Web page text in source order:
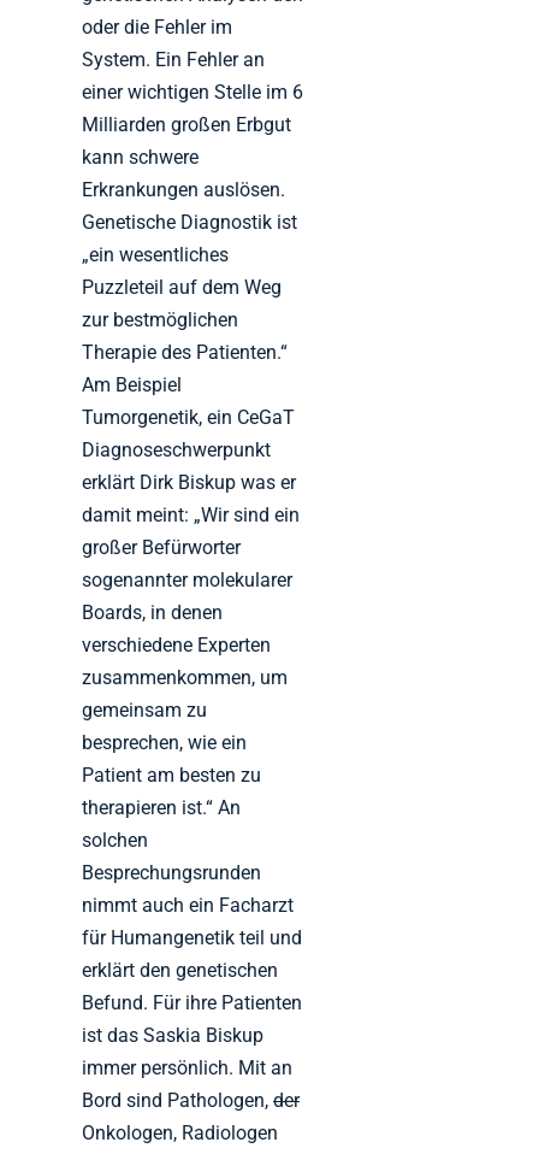
oder die Fehler im
System. Ein Fehler an
einer wichtigen Stelle im 6
Milliarden großen Erbgut
kann schwere
Erkrankungen auslösen.
Genetische Diagnostik ist
„ein wesentliches
Puzzleteil auf dem Weg
zur bestmöglichen
Therapie des Patienten.“
Am Beispiel
Tumorgenetik, ein CeGaT
Diagnoseschwerpunkt
erklärt Dirk Biskup was er
damit meint: „Wir sind ein
großer Befürworter
sogenannter molekularer
Boards, in denen
verschiedene Experten
zusammenkommen, um
gemeinsam zu
besprechen, wie ein
Patient am besten zu
therapieren ist.“ An
solchen
Besprechungsrunden
nimmt auch ein Facharzt
für Humangenetik teil und
erklärt den genetischen
Befund. Für ihre Patienten
ist das Saskia Biskup
immer persönlich. Mit an
Bord sind Pathologen,der
Onkologen, Radiologen